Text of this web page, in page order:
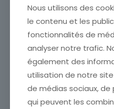
Marque postale
Oblitéré
que nous ayons calculé les
1,00 €
Ajouter au panier
Nous utilisons des
le contenu et les
fonctionnalités de
analyser notre trafic.
également des
utilisation de notre
de médias sociaux,
qui peuvent les